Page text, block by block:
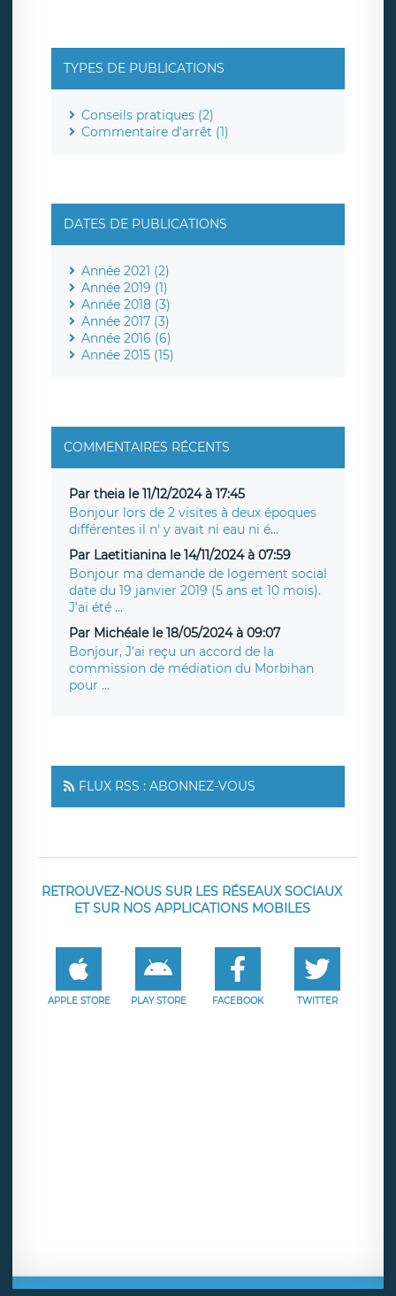
TYPES DE PUBLICATIONS
Conseils pratiques (2)
Commentaire d'arrêt (1)
DATES DE PUBLICATIONS
Année 2021 (2)
Année 2019 (1)
Année 2018 (3)
Année 2017 (3)
Année 2016 (6)
Année 2015 (15)
COMMENTAIRES RÉCENTS
Par theia le 11/12/2024 à 17:45
Bonjour lors de 2 visites à deux époques
différentes il n' y avait ni eau ni é...
Par Laetitianina le 14/11/2024 à 07:59
Bonjour ma demande de logement social
date du 19 janvier 2019 (5 ans et 10 mois).
J’ai été ...
Par Michéale le 18/05/2024 à 09:07
Bonjour, J'ai reçu un accord de la
commission de médiation du Morbihan
pour ...
FLUX RSS : ABONNEZ-VOUS
RETROUVEZ-NOUS SUR LES RÉSEAUX SOCIAUX
ET SUR NOS APPLICATIONS MOBILES
APPLE STORE PLAY STORE FACEBOOK TWITTER